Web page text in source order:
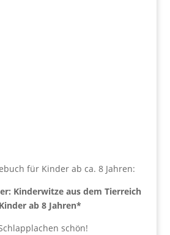
für Kinder ab ca. 8 Jahren:
Kinderwitze aus dem Tierreich
ab 8 Jahren*
schön!